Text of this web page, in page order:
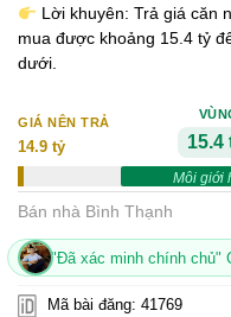
Lời khuyên: Trả giá căn
mua được khoảng 15.4 tỷ
dưới.
GIÁ NÊN TRẢ
14.9 tỷ 15.4
Môi giới
Bán nhà Bình Thạnh
"Đã xác minh chính chủ"
Mã bài đăng: 41769